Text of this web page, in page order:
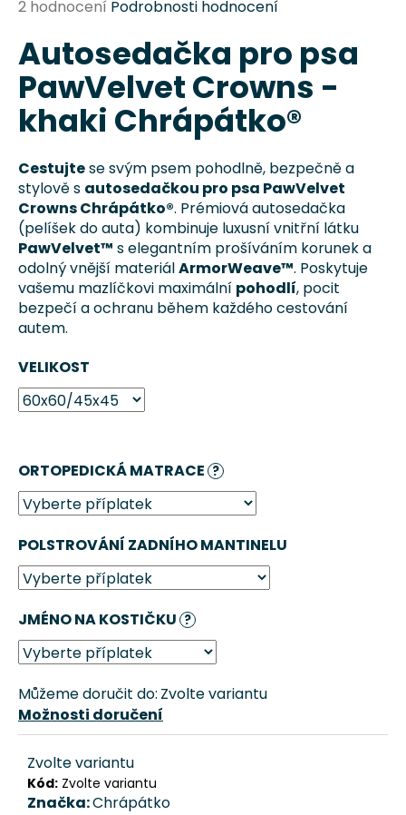
Průměrné
produktu
je
5,0
z
5
2 hodnocení Podrobnosti hodnocení
Autosedačka pro psa
PawVelvet Crowns -
khaki Chrápátko®
Cestujtese svým psem pohodlně, bezpečně a
stylově s autosedačkou pro psa PawVelvet
Crowns Chrápátko®. Prémiová autosedačka
(pelíšek do auta) kombinuje luxusní vnitřní látku
PawVelvet™ s elegantním prošíváním korunek a
odolný vnější materiálArmorWeave™. Poskytuje
vašemu mazlíčkovi maximální pohodlí, pocit
bezpečí a ochranu během každého cestování
autem.
VELIKOST
ORTOPEDICKÁ MATRACE ?
POLSTROVÁNÍ ZADNÍHO MANTINELU
JMÉNO NA KOSTIČKU ?
Můžeme doručit do: Zvolte variantu
Možnosti doručení
Zvolte variantu
Kód: Zvolte variantu
Značka:Chrápátko
j
í
t
?
HLEDAT
D
o
p
r
u
č
e
m
e
DOMEČEK
PRO
ZAŠÍVÁRNA
–
BÉŽOVÁ
CHRÁPÁTKO®
1
611
Kč